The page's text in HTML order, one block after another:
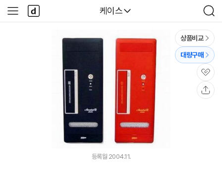
다나와
케이스
검
색
사
이
다
나
와
상품비교
대량구매
관
심
등록월 2004.11.